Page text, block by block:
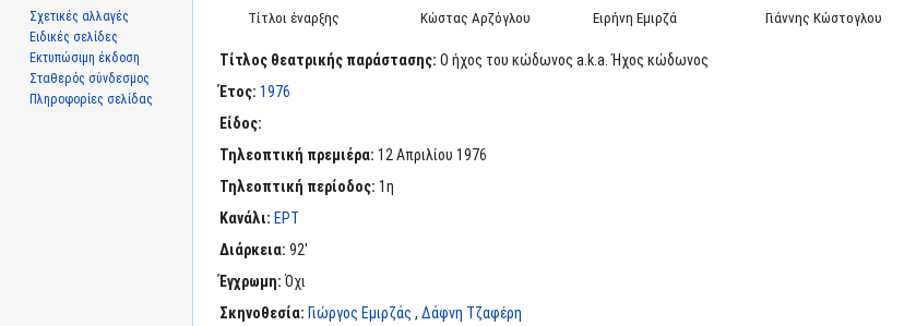
Τίτλοι έναρξης Κώστας Αρζόγλου Ειρήνη Εμιρζά Γιάννης Κώστογλου
Τίτλος θεατρικής παράστασης: Ο ήχος του κώδωνος a.k.a. Ήχος κώδωνος
Έτος: 1976
Είδος:
Τηλεοπτική πρεμιέρα: 12 Απριλίου 1976
Τηλεοπτική περίοδος: 1η
Κανάλι: ΕΡΤ
Διάρκεια: 92'
Έγχρωμη:Όχι
Σκηνοθεσία: Γιώργος Εμιρζάς , Δάφνη Τζαφέρη
Σχετικές αλλαγές
Ειδικές σελίδες
Εκτυπώσιμη έκδοση
Σταθερός σύνδεσμος
Πληροφορίες σελίδας